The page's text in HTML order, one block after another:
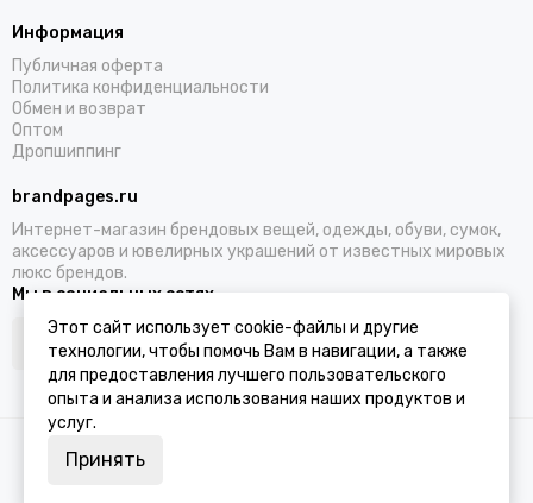
Информация
Публичная оферта
Политика конфиденциальности
Обмен и возврат
Оптом
Дропшиппинг
brandpages.ru
Интернет-магазин брендовых вещей, одежды, обуви, сумок,
аксессуаров и ювелирных украшений от известных мировых
люкс брендов.
Мы в социальных сетях
Этот сайт использует cookie-файлы и другие
технологии, чтобы помочь Вам в навигации, а также
для предоставления лучшего пользовательского
опыта и анализа использования наших продуктов и
услуг.
Принять